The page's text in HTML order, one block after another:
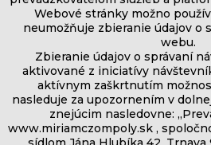
Webové stránky možno
neumožňuje zbieranie údajov o
webu.
Zbieranie údajov o správaní
aktivované z iniciatívy
aktívnym zaškrtnutím
nasleduje za upozornením v
znejúcim nasledovne:
www.miriamczompoly.sk ,